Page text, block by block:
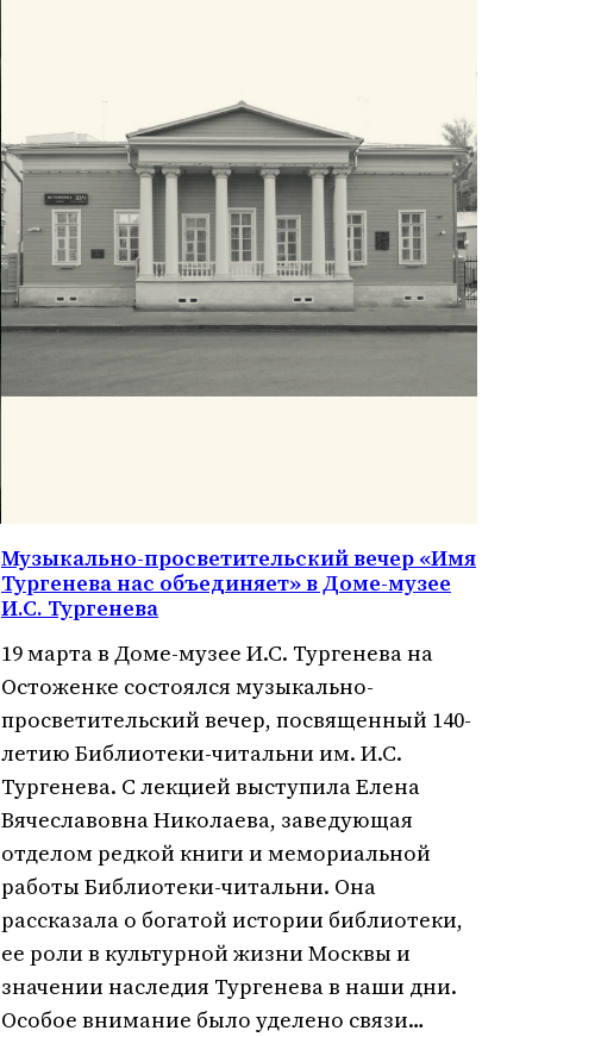
Музыкально-просветительский вечер «Имя
Тургенева нас объединяет» в Доме-музее
И.С. Тургенева
19 марта в Доме-музее И.С. Тургенева на
Остоженке состоялся музыкально-
просветительский вечер, посвященный 140-
летию Библиотеки-читальни им. И.С.
Тургенева. С лекцией выступила Елена
Вячеславовна Николаева, заведующая
отделом редкой книги и мемориальной
работы Библиотеки-читальни. Она
рассказала о богатой истории библиотеки,
ее роли в культурной жизни Москвы и
значении наследия Тургенева в наши дни.
Особое внимание было уделено связи…